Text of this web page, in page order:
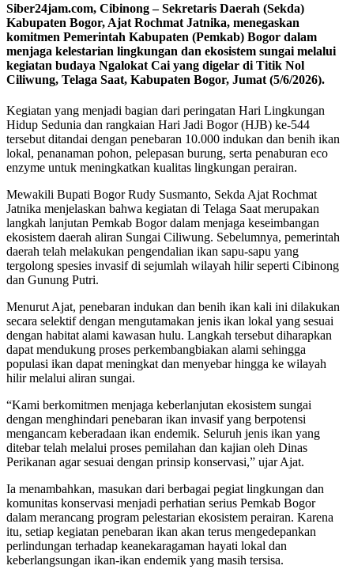
Siber24jam.com, Cibinong – Sekretaris Daerah (Sekda)
Kabupaten Bogor, Ajat Rochmat Jatnika, menegaskan
komitmen Pemerintah Kabupaten (Pemkab) Bogor dalam
menjaga kelestarian lingkungan dan ekosistem sungai melalui
kegiatan budaya Ngalokat Cai yang digelar di Titik Nol
Ciliwung, Telaga Saat, Kabupaten Bogor, Jumat (5/6/2026).
Kegiatan yang menjadi bagian dari peringatan Hari Lingkungan
Hidup Sedunia dan rangkaian Hari Jadi Bogor (HJB) ke-544
tersebut ditandai dengan penebaran 10.000 indukan dan benih ikan
lokal, penanaman pohon, pelepasan burung, serta penaburan eco
enzyme untuk meningkatkan kualitas lingkungan perairan.
Mewakili Bupati Bogor Rudy Susmanto, Sekda Ajat Rochmat
Jatnika menjelaskan bahwa kegiatan di Telaga Saat merupakan
langkah lanjutan Pemkab Bogor dalam menjaga keseimbangan
ekosistem daerah aliran Sungai Ciliwung. Sebelumnya, pemerintah
daerah telah melakukan pengendalian ikan sapu-sapu yang
tergolong spesies invasif di sejumlah wilayah hilir seperti Cibinong
dan Gunung Putri.
Menurut Ajat, penebaran indukan dan benih ikan kali ini dilakukan
secara selektif dengan mengutamakan jenis ikan lokal yang sesuai
dengan habitat alami kawasan hulu. Langkah tersebut diharapkan
dapat mendukung proses perkembangbiakan alami sehingga
populasi ikan dapat meningkat dan menyebar hingga ke wilayah
hilir melalui aliran sungai.
“Kami berkomitmen menjaga keberlanjutan ekosistem sungai
dengan menghindari penebaran ikan invasif yang berpotensi
mengancam keberadaan ikan endemik. Seluruh jenis ikan yang
ditebar telah melalui proses pemilahan dan kajian oleh Dinas
Perikanan agar sesuai dengan prinsip konservasi,” ujar Ajat.
Ia menambahkan, masukan dari berbagai pegiat lingkungan dan
komunitas konservasi menjadi perhatian serius Pemkab Bogor
dalam merancang program pelestarian ekosistem perairan. Karena
itu, setiap kegiatan penebaran ikan akan terus mengedepankan
perlindungan terhadap keanekaragaman hayati lokal dan
keberlangsungan ikan-ikan endemik yang masih tersisa.